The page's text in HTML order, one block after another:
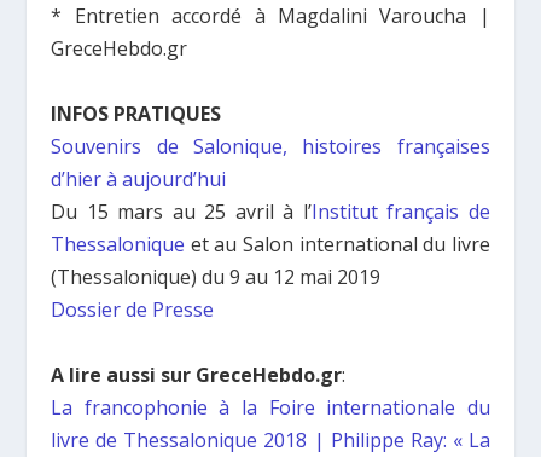
* Entretien accordé à Magdalini Varoucha |
GreceHebdo.gr
INFOS PRATIQUES
Souvenirs de Salonique, histoires françaises
d’hier à aujourd’hui
Du 15 mars au 25 avril à l’Institut français de
Thessalonique et au Salon international du livre
(Thessalonique) du 9 au 12 mai 2019
Dossier de Presse
A lire aussi sur GreceHebdo.gr:
La francophonie à la Foire internationale du
livre de Thessalonique 2018 | Philippe Ray: « La